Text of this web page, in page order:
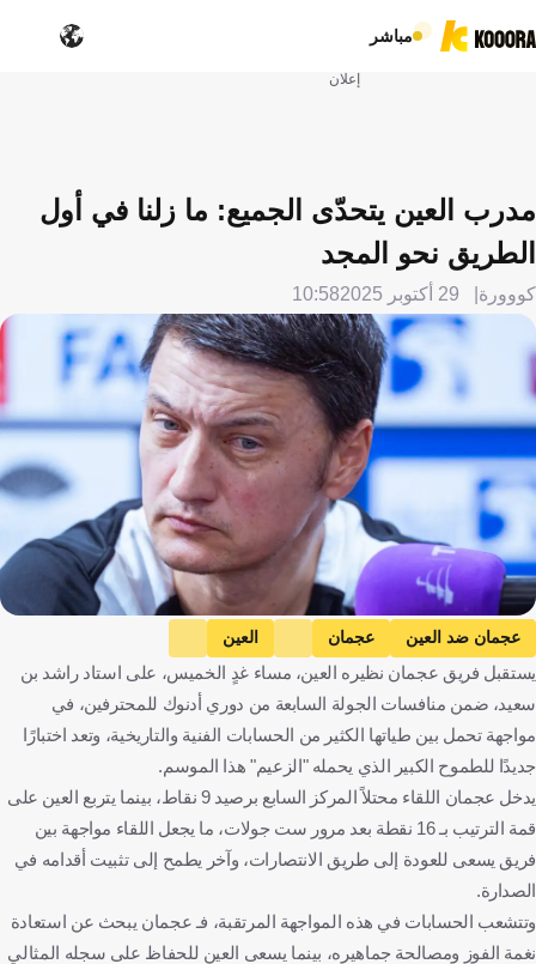
مباشر
إعلان
مدرب العين يتحدّى الجميع: ما زلنا في أول
الطريق نحو المجد
كووورة 29 أكتوبر 2025 10:58
عجمان ضد العين عجمان
العين
دوري أدنوك للمحترفين
G. Tufegdzic
فلاديمير إيفيتش
الإمارات العربية المتحدة
كرة قدم
يستقبل فريق عجمان نظيره العين، مساء غدٍ الخميس، على استاد راشد بن
سعيد، ضمن منافسات الجولة السابعة من دوري أدنوك للمحترفين، في
مواجهة تحمل بين طياتها الكثير من الحسابات الفنية والتاريخية، وتعد اختبارًا
جديدًا للطموح الكبير الذي يحمله "الزعيم" هذا الموسم.
يدخل عجمان اللقاء محتلاً المركز السابع برصيد 9 نقاط، بينما يتربع العين على
قمة الترتيب بـ 16 نقطة بعد مرور ست جولات، ما يجعل اللقاء مواجهة بين
فريق يسعى للعودة إلى طريق الانتصارات، وآخر يطمح إلى تثبيت أقدامه في
الصدارة.
وتتشعب الحسابات في هذه المواجهة المرتقبة، فـ عجمان يبحث عن استعادة
نغمة الفوز ومصالحة جماهيره، بينما يسعى العين للحفاظ على سجله المثالي